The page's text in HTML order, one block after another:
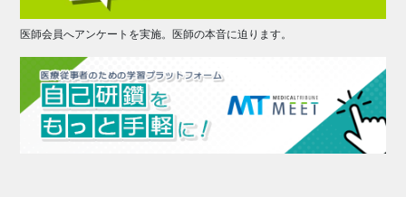
医師会員へアンケートを実施。医師の本音に迫ります。